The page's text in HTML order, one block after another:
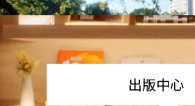
出版中心